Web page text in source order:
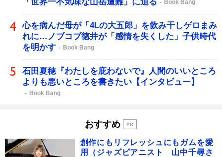
Book Bang
心を病んだ母が「4Lの大五郎」を飲み干しゲロまみ
れに…ノブコブ徳井が「感情を失くした」子供時代
を明かす
Book Bang
石田夏穂『わたしを庇わないで』人間のいいところ
よりも悪いところを書きたい【インタビュー】
Book Bang
おすすめ
創作にもリフレッシュにもガムを愛
用（ジャズピアニスト 山中千尋さ